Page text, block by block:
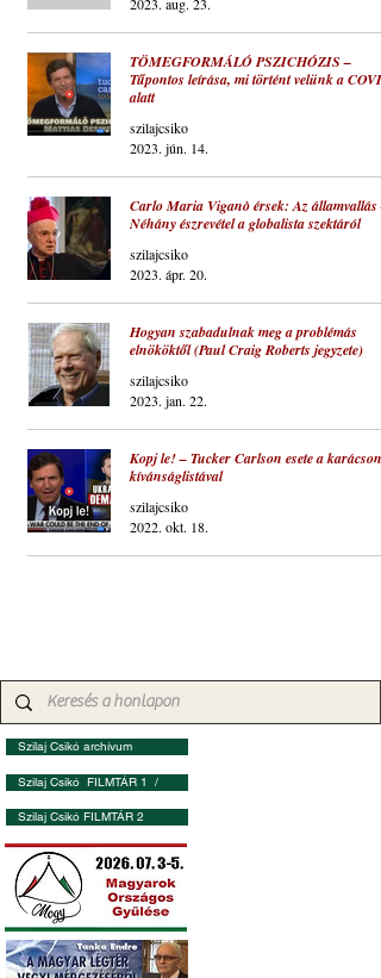
TÖMEGFORMÁLÓ PSZICHÓZIS –
Tűpontos leírása, mi történt velünk a
alatt
szilajcsiko
2023. jún. 14.
Carlo Maria Viganò érsek: Az államvallás –
Néhány észrevétel a globalista szektáról
szilajcsiko
2023. ápr. 20.
Hogyan szabadulnak meg a problémás
elnököktől (Paul Craig Roberts jegyzete)
szilajcsiko
2023. jan. 22.
Kopj le! – Tucker Carlson esete a karácsonyi
kívánságlistával
szilajcsiko
2022. okt. 18.
Szilaj Csikó archívum
Szilaj Csikó FILMTÁR 1 /
Szilaj Csikó FILMTÁR 2